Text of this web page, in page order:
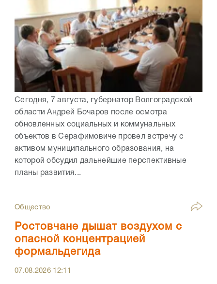
Сегодня, 7 августа, губернатор Волгоградской
области Андрей Бочаров после осмотра
обновленных социальных и коммунальных
объектов в Серафимовиче провел встречу с
активом муниципального образования, на
которой обсудил дальнейшие перспективные
планы развития...
Общество
Ростовчане дышат воздухом с
опасной концентрацией
формальдегида
07.08.2026 12:11